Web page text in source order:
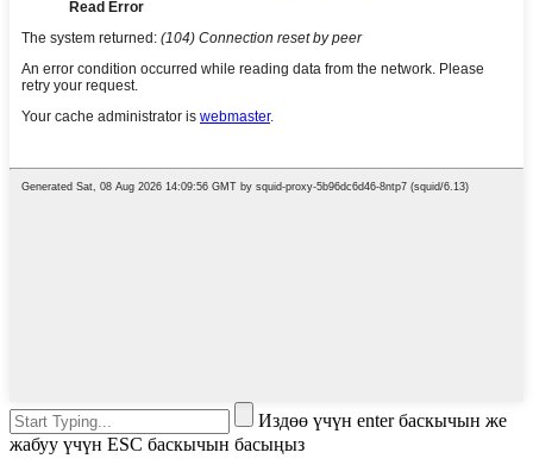
Издөө үчүн enter баскычын же
жабуу үчүн ESC баскычын басыңыз